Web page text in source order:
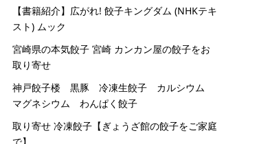
【書籍紹介】広がれ! 餃子キングダム (NHKテキ
スト) ムック
宮崎県の本気餃子 宮崎 カンカン屋の餃子をお
取り寄せ
神戸餃子楼 黒豚 冷凍生餃子 カルシウム
マグネシウム わんぱく餃子
取り寄せ 冷凍餃子【ぎょうざ館の餃子をご家庭